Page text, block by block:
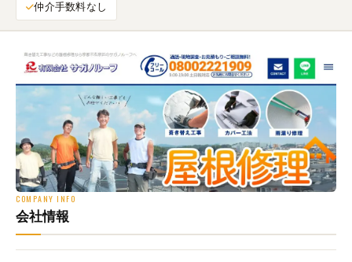
仲介手数料なし
COMPANY INFO
会社情報